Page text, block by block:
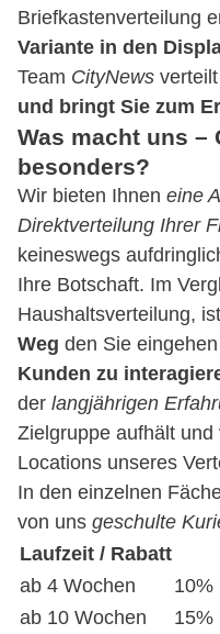
Briefkastenverteilung
Variante in den
Team CityNews
und bringt Sie zum
Was macht uns –
besonders?
Wir bieten Ihnen eine
Direktverteilung Ihrer
keineswegs
Ihre Botschaft. Im
Haushaltsverteilung,
Weg den Sie
Kunden zu
der langjährigen
Zielgruppe aufhält
Locations unseres
In den einzelnen
von uns geschulte
Laufzeit / Rabatt
ab 4 Wochen
10%
ab 10 Wochen
15%